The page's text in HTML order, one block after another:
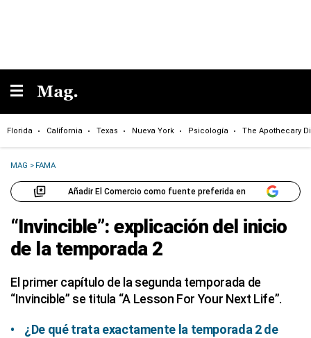
Florida California Texas Nueva York Psicología The Apothecary
MAG >FAMA
Añadir El Comercio como fuente preferida en
“Invincible”: explicación del inicio
de la temporada 2
El primer capítulo de la segunda temporada de
“Invincible” se titula “A Lesson For Your Next Life”.
¿De qué trata exactamente la temporada 2 de